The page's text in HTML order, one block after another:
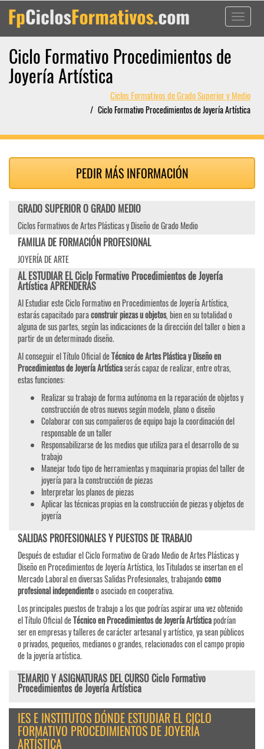
Toggle
Ciclo Formativo Procedimientos de
Joyería Artística
Ciclos Formativos de Grado Superior y Medio
Ciclo Formativo Procedimientos de Joyería Artística
PEDIR MÁS INFORMACIÓN
GRADO SUPERIOR O GRADO MEDIO
Ciclos Formativos de Artes Plásticas y Diseño de Grado Medio
FAMILIA DE FORMACIÓN PROFESIONAL
JOYERÍA DE ARTE
AL ESTUDIAR EL Ciclo Formativo Procedimientos de Joyería
Artística APRENDERÁS
Al Estudiar este Ciclo Formativo en Procedimientos de Joyería Artística,
estarás capacitado paraconstruir piezas u objetos, bien en su totalidad o
alguna de sus partes, según las indicaciones de la dirección del taller o bien a
partir de un determinado diseño.
Al conseguir el Título Oficial deTécnico de Artes Plástica y Diseño en
Procedimientos de Joyería Artísticaserás capaz de realizar, entre otras,
estas funciones:
Realizar su trabajo de forma autónoma en la reparación de objetos y
construcción de otros nuevos según modelo, plano o diseño
Colaborar con sus compañeros de equipo bajo la coordinación del
responsable de un taller
Responsabilizarse de los medios que utiliza para el desarrollo de su
trabajo
Manejar todo tipo de herramientas y maquinaria propias del taller de
joyería para la construcción de piezas
Interpretar los planos de piezas
Aplicar las técnicas propias en la construcción de piezas y objetos de
joyería
SALIDAS PROFESIONALES Y PUESTOS DE TRABAJO
Después de estudiar el Ciclo Formativo de Grado Medio de Artes Plásticas y
Diseño en Procedimientos de Joyería Artística, los Titulados se insertan en el
Mercado Laboral en diversas Salidas Profesionales, trabajandocomo
profesional independienteo asociado en cooperativa.
Los principales puestos de trabajo a los que podrías aspirar una vez obtenido
el Título Oficial deTécnico en Procedimientos de Joyería Artísticapodrían
ser en empresas y talleres de carácter artesanal y artístico, ya sean públicos
o privados, pequeños, medianos o grandes, relacionados con el campo propio
de la joyería artística.
TEMARIO Y ASIGNATURAS DEL CURSO Ciclo Formativo
Procedimientos de Joyería Artística
IES E INSTITUTOS DÓNDE ESTUDIAR EL CICLO
FORMATIVO PROCEDIMIENTOS DE JOYERÍA
ARTÍSTICA